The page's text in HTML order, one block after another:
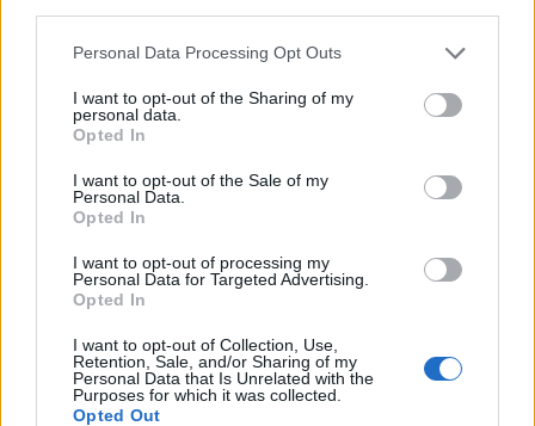
Personal Data Processing Opt Outs
I want to opt-out of the Sharing of my
personal data.
Opted In
I want to opt-out of the Sale of my
Personal Data.
Opted In
I want to opt-out of processing my
Personal Data for Targeted Advertising.
Opted In
I want to opt-out of Collection, Use,
Retention, Sale, and/or Sharing of my
Personal Data that Is Unrelated with the
Purposes for which it was collected.
Opted Out
kisoissa pelannut pelaaja.
MM-kisat alkavat!Katso KAIKKI kisojen ottelut ILMAISEKSI
perjantaina 21.5. Suomen osalta ensimmäinen ottelu pelataan
lauantaina 22.5. kun vastaan asettuu Yhdysvallat.